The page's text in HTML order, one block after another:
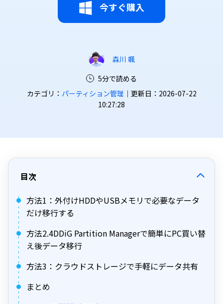
今すぐ購入
森川 颯
5分で読める
カテゴリ： パーティション管理 ｜更新日：2026-07-22
10:27:28
目次
方法1：外付けHDDやUSBメモリで必要なデータ
だけ移行する
方法2.4DDiG Partition Managerで簡単にPC買い替
え後データ移行
方法3：クラウドストレージで手軽にデータ共有
まとめ